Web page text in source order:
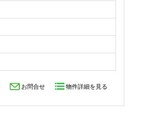
お問合せ 物件詳細を見る